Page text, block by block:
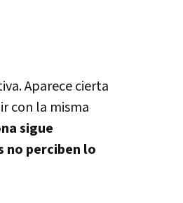
Aparece cierta
con la misma
sigue
no perciben lo